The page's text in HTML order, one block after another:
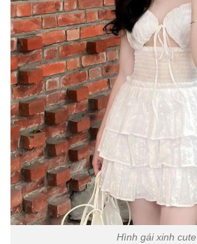
Hình gái xinh cute